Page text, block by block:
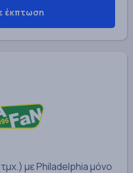
έκπτωση
με Philadelphia μόνο